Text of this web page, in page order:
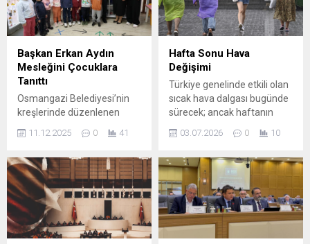
ziyaretçilere ferah bir ortam
sağlıyor. Son yıllarda artan
sıcaklıklar ve kalabalıktan
uzak tatil arayışı, yayla
turizmine ilgiyi yükseltti....
için 400 fidan dikildi. Nilüfer
Belediyesi, geçtiğimiz yıl
Kadriye Mahallesi’nde 3
dekarlık alana kurduğu
ahududu bahçesinin
ardından, bu yıl da 1,5
dekarlık alanda 400...
Başkan Erkan Aydın
Mesleğini Çocuklara
Tanıttı
Osmangazi Belediyesi’nin
kreşlerinde düzenlenen
kapsamında Osmangazi
Aydın, kendi mesleği olan
eczacılığı minik öğrencilere
anlattı. Çocukların merak
ettikleri soruları yanıtlayan
Başkan Aydın, eczacılığın
sağlık alanındaki önemini
11.12.2025 0 41
Hafta Sonu Hava
Değişimi
Türkiye genelinde etkili olan
sıcak hava dalgası bugünde
sürecek; ancak haftanın
koşullarında belirgin bir
sıcak hava, özellikle
İstanbul’da bugün
hissedilmeye devam
edecek; nem oranları bazı
bölgelerde %90’ın üzerine
çıkabilir. Mevsim
03.07.2026 0 10